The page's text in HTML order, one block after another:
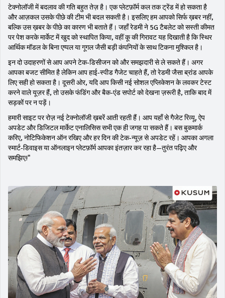
टेक्नोलॉजी में बदलाव की गति बहुत तेज़ है। एक प्लेटफ़ॉर्म कल तक ट्रेंड में हो सकता है
और आज़कल उसके पीछे की टीम भी बदल सकती है। इसलिए हम आपको सिर्फ ख़बर नहीं,
बल्कि उस ख़बर के पीछे का कारण भी बताते हैं। जहाँ रेडमी ने 5G टैबलेट को सस्ती कीमत
पर पेश करके मार्केट में खुद को स्थापित किया, वहीं कू की गिरावट यह दिखाती है कि स्थिर
आर्थिक मॉडल के बिना एप्पल या गूगल जैसी बड़ी कंपनियों के साथ टिकना मुश्किल है।
इन दो उदाहरणों से आप अपने टेक‑डिसीजन को और समझदारी से ले सकते हैं। अगर
आपका बजट सीमित है लेकिन आप हाई‑स्पीड गैजेट चाहते हैं, तो रेडमी जैसा ब्रांड आपके
लिए सही हो सकता है। दूसरी ओर, यदि आप किसी नई सोशल एप्लिकेशन के लवकर टेस्ट
करने वाले यूज़र हैं, तो उसके फंडिंग और बैक‑एंड सपोर्ट को देखना ज़रूरी है, ताकि बाद में
सड़कों पर न पड़ें।
हमारी साइट पर रोज़ नई टेक्नोलॉजी ख़बरें आती रहती हैं। आप यहाँ से गैजेट रिव्यू, ऐप
अपडेट और डिजिटल मार्केट एनालिसिस सभी एक ही जगह पा सकते हैं। बस बुकमार्क
करिए, नोटिफिकेशन ऑन रखिए और हर दिन की टेक‑न्यूज़ से अपडेट रहें। आपका अगला
स्मार्ट‑डिवाइस या ऑनलाइन प्लेटफ़ॉर्म आपका इंतज़ार कर रहा है—तुरंत पढ़िए और
समझिए!"